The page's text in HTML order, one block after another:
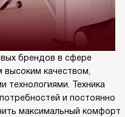
брендов в сфере
высоким качеством,
технологиями. Техника
и постоянно
максимальный комфорт